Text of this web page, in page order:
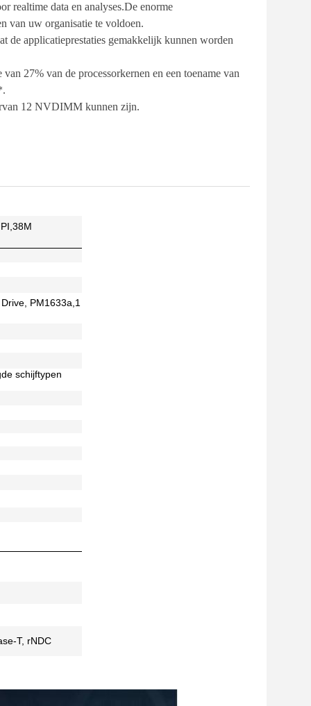
realtime data en analyses.De enorme
van uw organisatie te voldoen.
de applicatieprestaties gemakkelijk kunnen worden
27% van de processorkernen en een toename van
12 NVDIMM kunnen zijn.
PM1633a,1
schijftypen
T, rNDC